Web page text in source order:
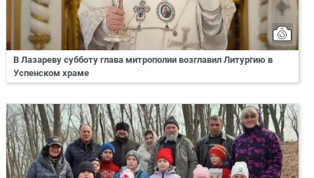
В Лазареву субботу глава митрополии возглавил Литургию в
Успенском храме